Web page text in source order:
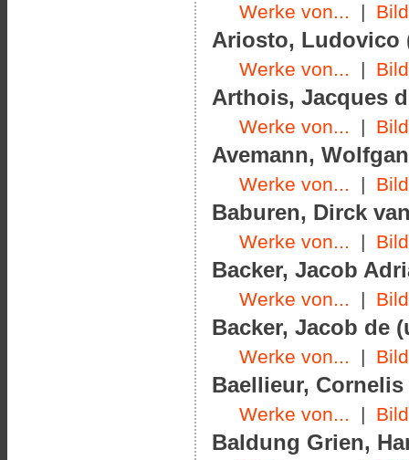
Werke von... |
Ariosto, Ludovico
Werke von... |
Arthois, Jacques
Werke von... |
Avemann,
Werke von... |
Baburen, Dirck
Werke von... |
Backer, Jacob
Werke von... |
Backer, Jacob de
Werke von... |
Baellieur, Cornelis
Werke von... |
Baldung Grien,